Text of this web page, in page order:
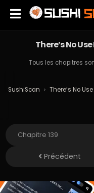
There’s No
Tous les chapitres
SushiScan › There’s No
Précédent